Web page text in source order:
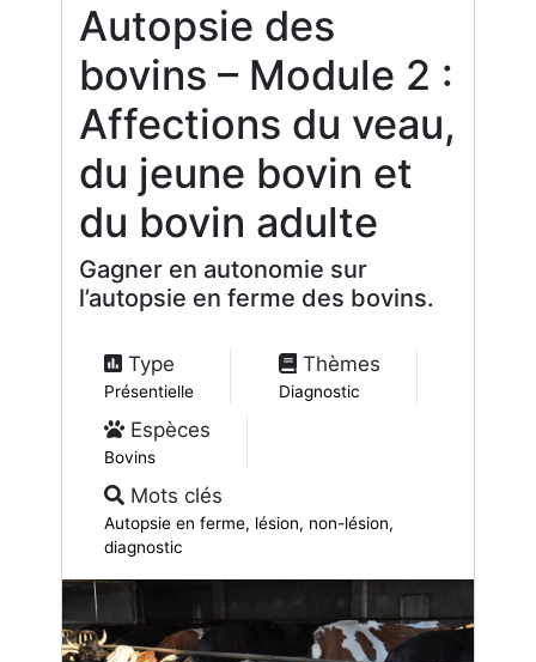
Autopsie des
bovins – Module 2 :
Affections du veau,
du jeune bovin et
du bovin adulte
Gagner en autonomie sur
l’autopsie en ferme des bovins.
Type
Présentielle
Thèmes
Diagnostic
Espèces
Bovins
Mots clés
Autopsie en ferme, lésion, non-lésion,
diagnostic